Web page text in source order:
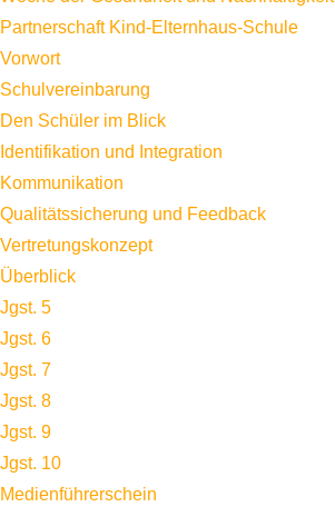
Partnerschaft Kind-Elternhaus-Schule
Vorwort
Schulvereinbarung
Den Schüler im Blick
Identifikation und Integration
Kommunikation
Qualitätssicherung und Feedback
Vertretungskonzept
Überblick
Jgst. 5
Jgst. 6
Jgst. 7
Jgst. 8
Jgst. 9
Jgst. 10
Medienführerschein